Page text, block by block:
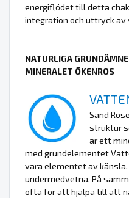
energiflödet till detta
integration och uttryck av
NATURLIGA
MINERALET ÖKENROS
Sand
struktur
är ett
med grundelementet
vara elementet av
undermedvetna. På
ofta för att hjälpa till att